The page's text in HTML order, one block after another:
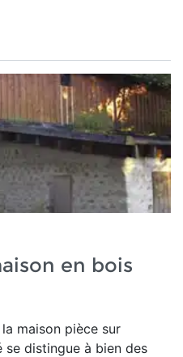
en bois
maison pièce sur
se distingue à bien des